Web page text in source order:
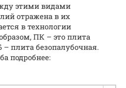
этими видами
отражена в их
в технологии
ПК – это плита
– плита безопалубочная.
подробнее: